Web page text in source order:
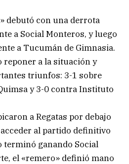
debutó con una derrota
a Social Monteros, y luego
a Tucumán de Gimnasia.
reponer a la situación y
triunfos: 3-1 sobre
y 3-0 contra Instituto
a Regatas por debajo
al partido definitivo
terminó ganando Social
el «remero» definió mano